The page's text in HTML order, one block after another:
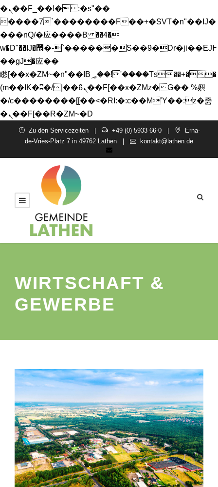
�ܢ��F_��!� :�s"��
����7`��������F��+�SVT�n"��IJ�
���nQ/�应����B ��4�
w�D"��IJ�׭�-`������S��9�Dr�ji��EJ߅
��gJ�应��
矁[��x�ZM~�n"��IB؃��!'����Тѕ��+��
(m��IK�ʭ�/|��ϐܢ��F[��x�ZMz�G�� %嬩
�/c��������[[��<�RI:�:c��MΎ��:z�졾
�ܢ��F[��R�ZM~�D
Zu den Servicezeiten | +49 (0) 5933 66-0|
Erna-
de-Vries-Platz 7 in 49762 Lathen
kontakt@lathen.de
WIRTSCHAFT &
GEWERBE